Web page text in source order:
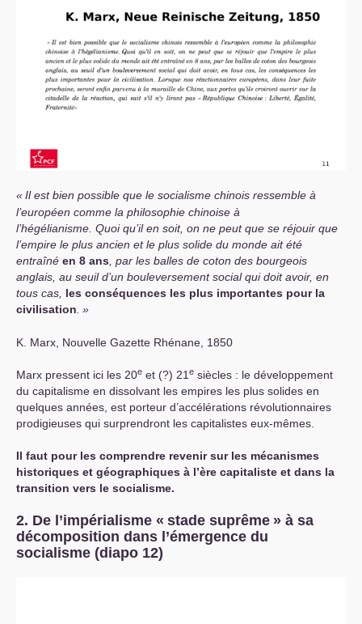
«Il est bien possible que le socialisme chinois ressemble à
l’européen comme la philosophie chinoise à
l’hégélianisme. Quoi qu’il en soit, on ne peut que se réjouir que
l’empire le plus ancien et le plus solide du monde ait été
entraîné en 8 ans, par les balles de coton des bourgeois
anglais, au seuil d’un bouleversement social qui doit avoir, en
tous cas, les conséquences les plus importantes pour la
civilisation. »
K. Marx, Nouvelle Gazette Rhénane, 1850
Marx pressent ici les 20e et (?) 21e siècles : le développement
du capitalisme en dissolvant les empires les plus solides en
quelques années, est porteur d’accélérations révolutionnaires
prodigieuses qui surprendront les capitalistes eux-mêmes.
Il faut pour les comprendre revenir sur les mécanismes
historiques et géographiques à l’ère capitaliste et dans la
transition vers le socialisme.
2. De l’impérialisme « stade suprême » à sa
décomposition dans l’émergence du
socialisme (diapo 12)